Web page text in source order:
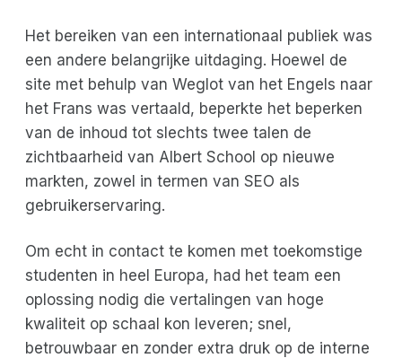
Het bereiken van een internationaal publiek was
een andere belangrijke uitdaging. Hoewel de
site met behulp van Weglot van het Engels naar
het Frans was vertaald, beperkte het beperken
van de inhoud tot slechts twee talen de
zichtbaarheid van Albert School op nieuwe
markten, zowel in termen van SEO als
gebruikerservaring.
Om echt in contact te komen met toekomstige
studenten in heel Europa, had het team een
oplossing nodig die vertalingen van hoge
kwaliteit op schaal kon leveren; snel,
betrouwbaar en zonder extra druk op de interne